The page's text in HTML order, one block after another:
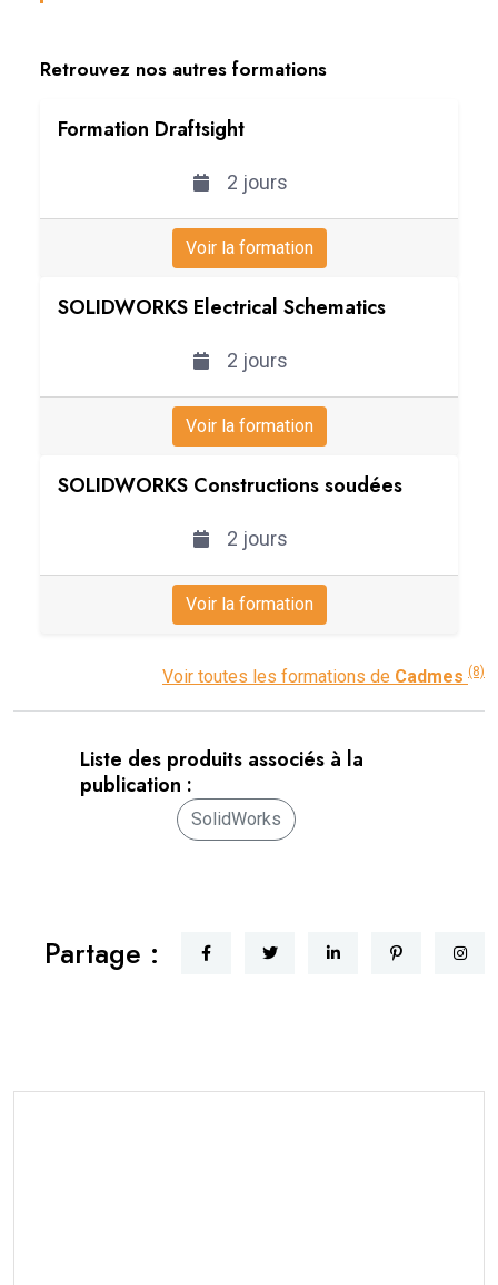
Retrouvez nos autres formations
Formation Draftsight
2 jours
Voir la formation
SOLIDWORKS Electrical Schematics
2 jours
Voir la formation
SOLIDWORKS Constructions soudées
2 jours
Voir la formation
Voir toutes les formations de Cadmes (8)
Liste des produits associés à la
publication :
SolidWorks
Partage :